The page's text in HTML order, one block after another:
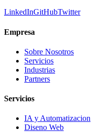
LinkedInGitHubTwitter
Empresa
Sobre Nosotros
Servicios
Industrias
Partners
Servicios
IA y Automatizacion
Diseno Web